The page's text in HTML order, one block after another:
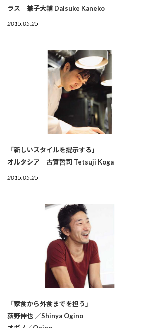
ラス 兼子大輔 Daisuke Kaneko
2015.05.25
「新しいスタイルを提示する」
オルタシア 古賀哲司 Tetsuji Koga
2015.05.25
「家食から外食までを担う」
荻野伸也 ／Shinya Ogino